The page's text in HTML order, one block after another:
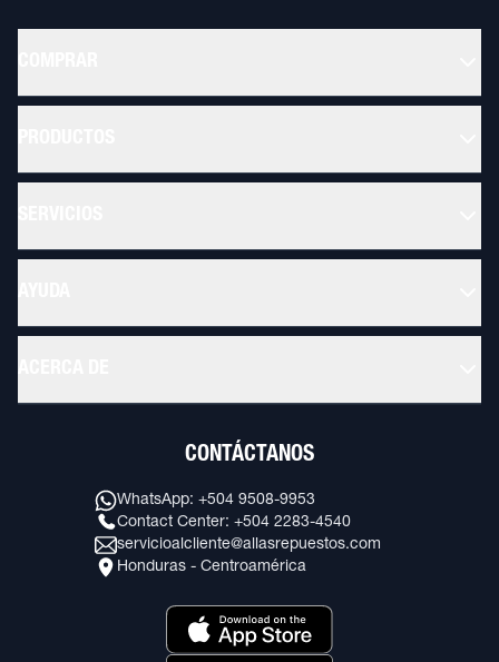
CONTÁCTANOS
WhatsApp: +504 9508-9953
Contact Center: +504 2283-4540
servicioalcliente@allasrepuestos.com
Honduras - Centroamérica